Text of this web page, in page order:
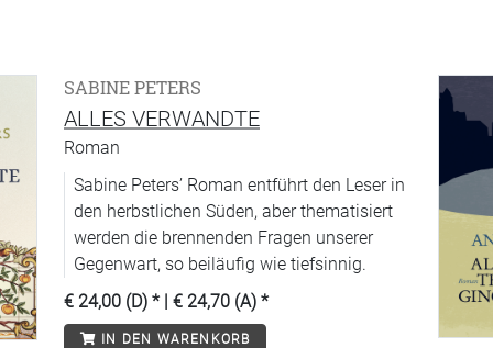
SABINE PETERS
ALLES VERWANDTE
Roman
Sabine Peters’ Roman entführt den Leser in
den herbstlichen Süden, aber thematisiert
werden die brennenden Fragen unserer
Gegenwart, so beiläufig wie tiefsinnig.
€ 24,00 (D) * | € 24,70 (A) *
IN DEN WARENKORB